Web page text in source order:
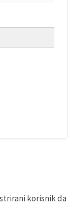
korisnik da